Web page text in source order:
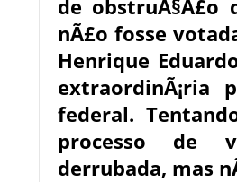
de obstruÃ§Ã£o
nÃ£o fosse
Henrique
extraordinÃ¡ria
federal.
processo de
derrubada, mas